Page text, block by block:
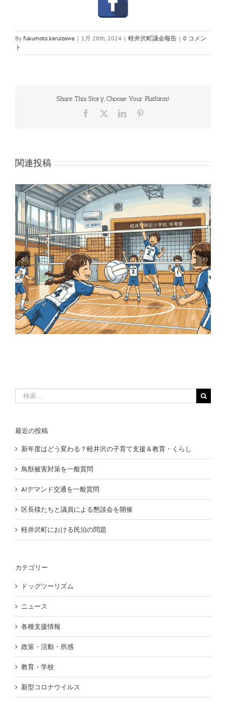
By fukumoto.karuizawa | 1月 28th, 2024 | 軽井沢町議会報告 | 0 コメン
ト
Share This Story, Choose Your Platform!
Facebook LinkedIn
関連投稿
鳥獣被害対策を一般質問
索
最近の投稿
新年度はどう変わる？軽井沢の子育て支援＆教育・くらし
鳥獣被害対策を一般質問
AIデマンド交通を一般質問
区長様たちと議員による懇談会を開催
軽井沢町における民泊の問題
カテゴリー
ドッグツーリズム
ニュース
各種支援情報
政策・活動・所感
教育・学校
新型コロナウイルス